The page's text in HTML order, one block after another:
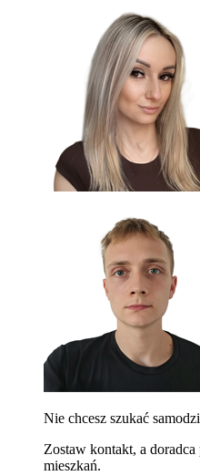
Nie chcesz szukać
Zostaw kontakt, a
mieszkań.